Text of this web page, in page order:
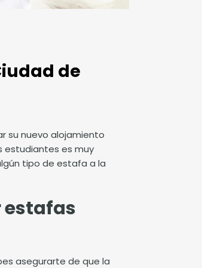
de
su nuevo alojamiento
estudiantes es muy
tipo de estafa a la
estafas
asegurarte de que la